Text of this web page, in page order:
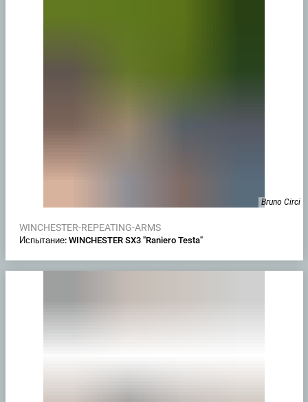
Bruno Circi
WINCHESTER-REPEATING-ARMS
Испытание: WINCHESTER SX3 "Raniero Testa"